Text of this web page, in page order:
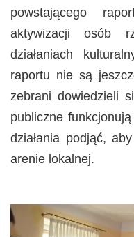
powstającego
aktywizacji osób
działaniach
raportu nie są
zebrani dowiedzieli
publiczne
działania podjąć,
arenie lokalnej.